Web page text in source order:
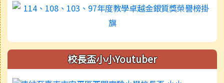
校長盃小小Youtuber